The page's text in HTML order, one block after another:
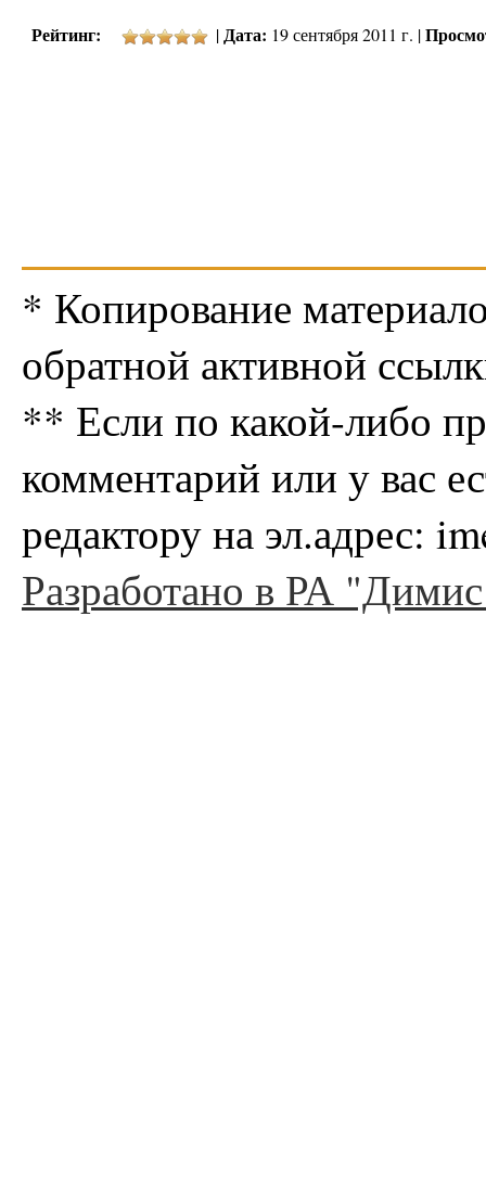
Рейтинг: |Дата: 19 сентября 2011 г. |
* Копирование
обратной активной
** Если по какой-либо
комментарий или у вас
редактору на эл.адрес:
Разработано в РА